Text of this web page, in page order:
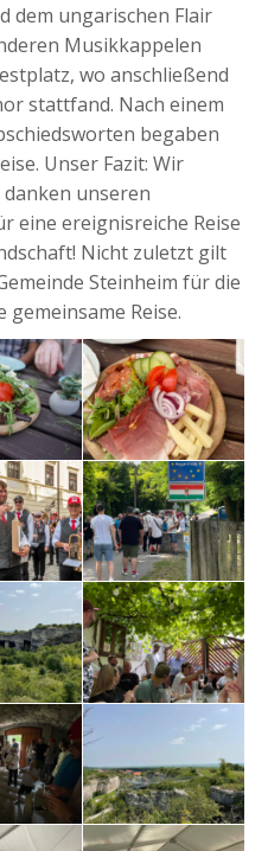
dem ungarischen Flair
Musikkappelen
wo anschließend
stattfand. Nach einem
begaben
Unser Fazit: Wir
unseren
eine ereignisreiche Reise
Nicht zuletzt gilt
Steinheim für die
Reise.